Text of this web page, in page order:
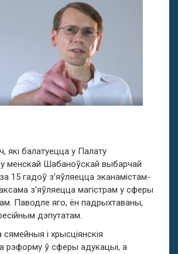
які балатуецца у Палату
у менскай Шабаноўскай выбарчай
15 гадоў з’яўляецца эканамістам-
з’яўляецца магістрам у сферы
Паводле яго, ён падрыхтаваны,
дэпутатам.
і хрысціянскія
рэформу ў сферы адукацыі, а